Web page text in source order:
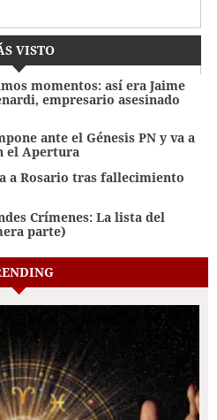
VISTO
momentos: así era Jaime
empresario asesinado
ante el Génesis PN y va a
el Apertura
a Rosario tras fallecimiento
Crímenes: La lista del
parte)